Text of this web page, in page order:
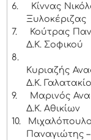
6.
Κίννας
Ξυλοκέριζας
7.
Κούτρας
Δ.Κ. Σοφικού
8.
Κυριαζής
Δ.Κ.
9.
Μαρινός
Δ.Κ. Αθικίων
10.
Παναγιώτης –